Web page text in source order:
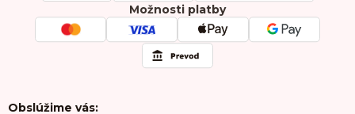
Možnosti platby
Obslúžime vás: